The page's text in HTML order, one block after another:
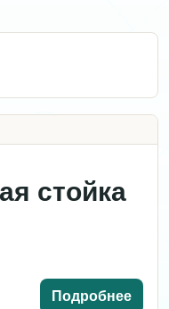
стойка
Подробнее